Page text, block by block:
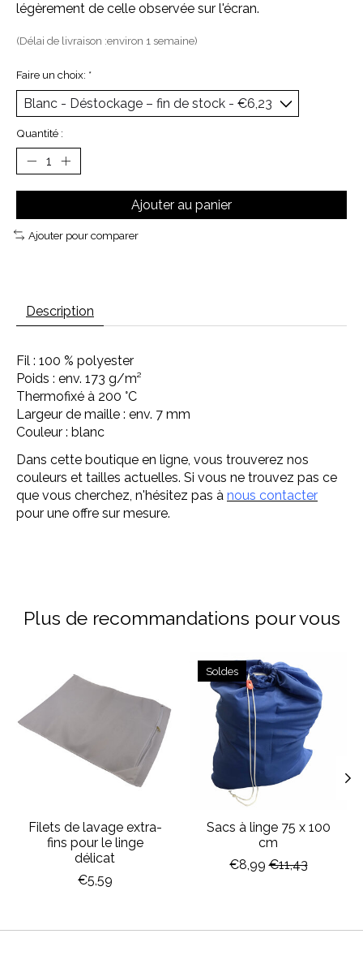
légèrement de celle observée sur l'écran.
(Délai de livraison :environ 1 semaine)
Faire un choix: *
Quantité :
Ajouter au panier
Ajouter pour comparer
Description
Fil : 100 % polyester
Poids : env. 173 g/m²
Thermofixé à 200 °C
Largeur de maille : env. 7 mm
Couleur : blanc
Dans cette boutique en ligne, vous trouverez nos
couleurs et tailles actuelles. Si vous ne trouvez pas ce
que vous cherchez, n'hésitez pas à nous contacter
pour une offre sur mesure.
Plus de recommandations pour vous
Articles du carrousel de produits
Filets de lavage extra-
fins pour le linge
délicat
€5,59
Soldes
Sacs à linge 75 x 100
cm
€8,99 €11,43